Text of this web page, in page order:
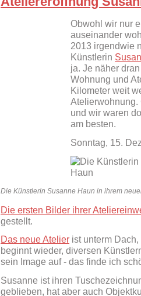
Obwohl wir nur
auseinander
2013 irgendwie
Künstlerin
ja. Je näher
Wohnung und
Kilometer weit
Atelierwohnung.
und wir waren
am besten.
Sonntag, 15.
Die Künstlerin Susanne Haun in ihrem
Die ersten Bilder ihrer
gestellt.
Das neue Atelier ist unterm
beginnt wieder, diversen
sein Image auf - das finde ich
Susanne ist ihren
geblieben, hat aber auch